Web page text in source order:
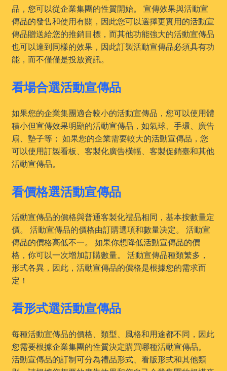
品，您可以從企業集團的性質開始。 宣傳效果與活動宣
傳品的發售和使用有關，因此您可以選擇更實用的活動宣
傳品贈送給您的推銷目標，而其他功能強大的活動宣傳品
也可以達到同樣的效果，因此訂製活動宣傳品必須具有功
能，而不僅僅是投放資訊。
看場合選活動宣傳品
如果您的企業集團適合較小的活動宣傳品，您可以使用體
積小但宣傳效果明顯的活動宣傳品，如氣球、手環、廣告
扇、墊子等； 如果您的企業需要較大的活動宣傳品，您
可以使用訂製看板、客製化廣告橫幅、客製促銷臺和其他
活動宣傳品。
看價格選活動宣傳品
活動宣傳品的價格與普通客製化禮品相同，基本按數量定
價。 活動宣傳品的價格由訂購選項和數量决定。 活動宣
傳品的價格高低不一。 如果你想降低活動宣傳品的價
格，你可以一次增加訂購數量。 活動宣傳品種類繁多，
形式各異，因此，活動宣傳品的價格是根據您的需求而
定！
看形式選活動宣傳品
每種活動宣傳品的價格、類型、風格和用途都不同，因此
您需要根據企業集團的性質決定購買哪種活動宣傳品。
活動宣傳品的訂制可分為禮品形式、看版形式和其他類